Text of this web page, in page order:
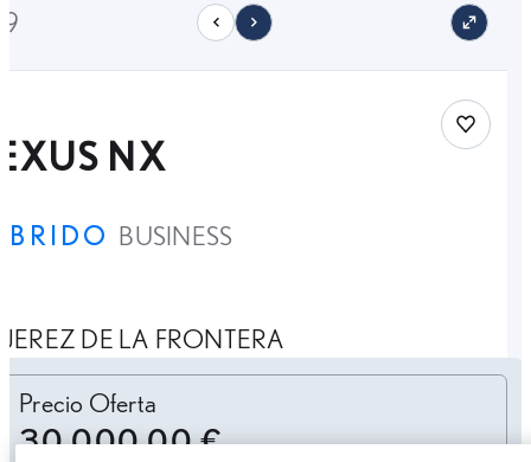
NX
BUSINESS
Save car
JEREZ DE LA FRONTERA
Precio Oferta
30.000,00 €